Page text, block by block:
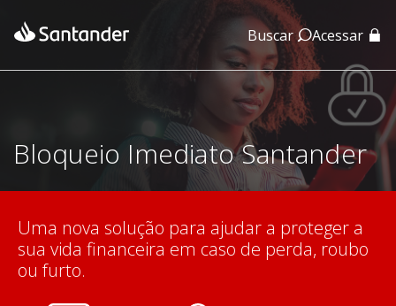
App Santander
App Santander Empresas
Buscar Acessar
Bloqueio Imediato Santander
Uma nova solução para ajudar a proteger a
sua vida financeira em caso de perda, roubo
ou furto.